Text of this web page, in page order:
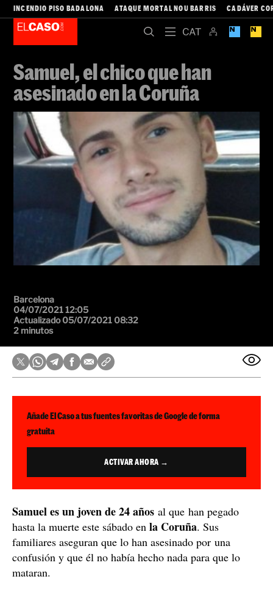
INCENDIO PISO BADALONA ATAQUE MORTAL NOU BARRIS CADÁVER
Samuel, el chico que han
asesinado en la Coruña
Barcelona
04/07/2021 12:05
Actualizado 05/07/2021 08:32
2 minutos
Añade El Caso a tus fuentes favoritas de Google de forma
gratuita
ACTIVAR AHORA →
Samuel es un joven de 24 años al que han pegado
hasta la muerte este sábado en la Coruña. Sus
familiares aseguran que lo han asesinado por una
confusión y que él no había hecho nada para que lo
mataran.